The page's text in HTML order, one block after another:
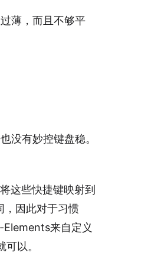
薄，而且不够平
没有妙控键盘稳。
这些快捷键映射到
，因此对于习惯
来自定义
以。